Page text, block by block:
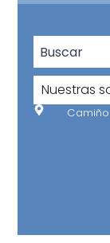
Nuestras